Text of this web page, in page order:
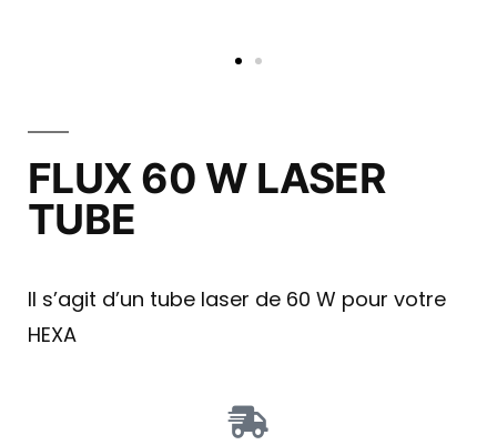
FLUX 60 W LASER
TUBE
Il s’agit d’un tube laser de 60 W pour votre
HEXA